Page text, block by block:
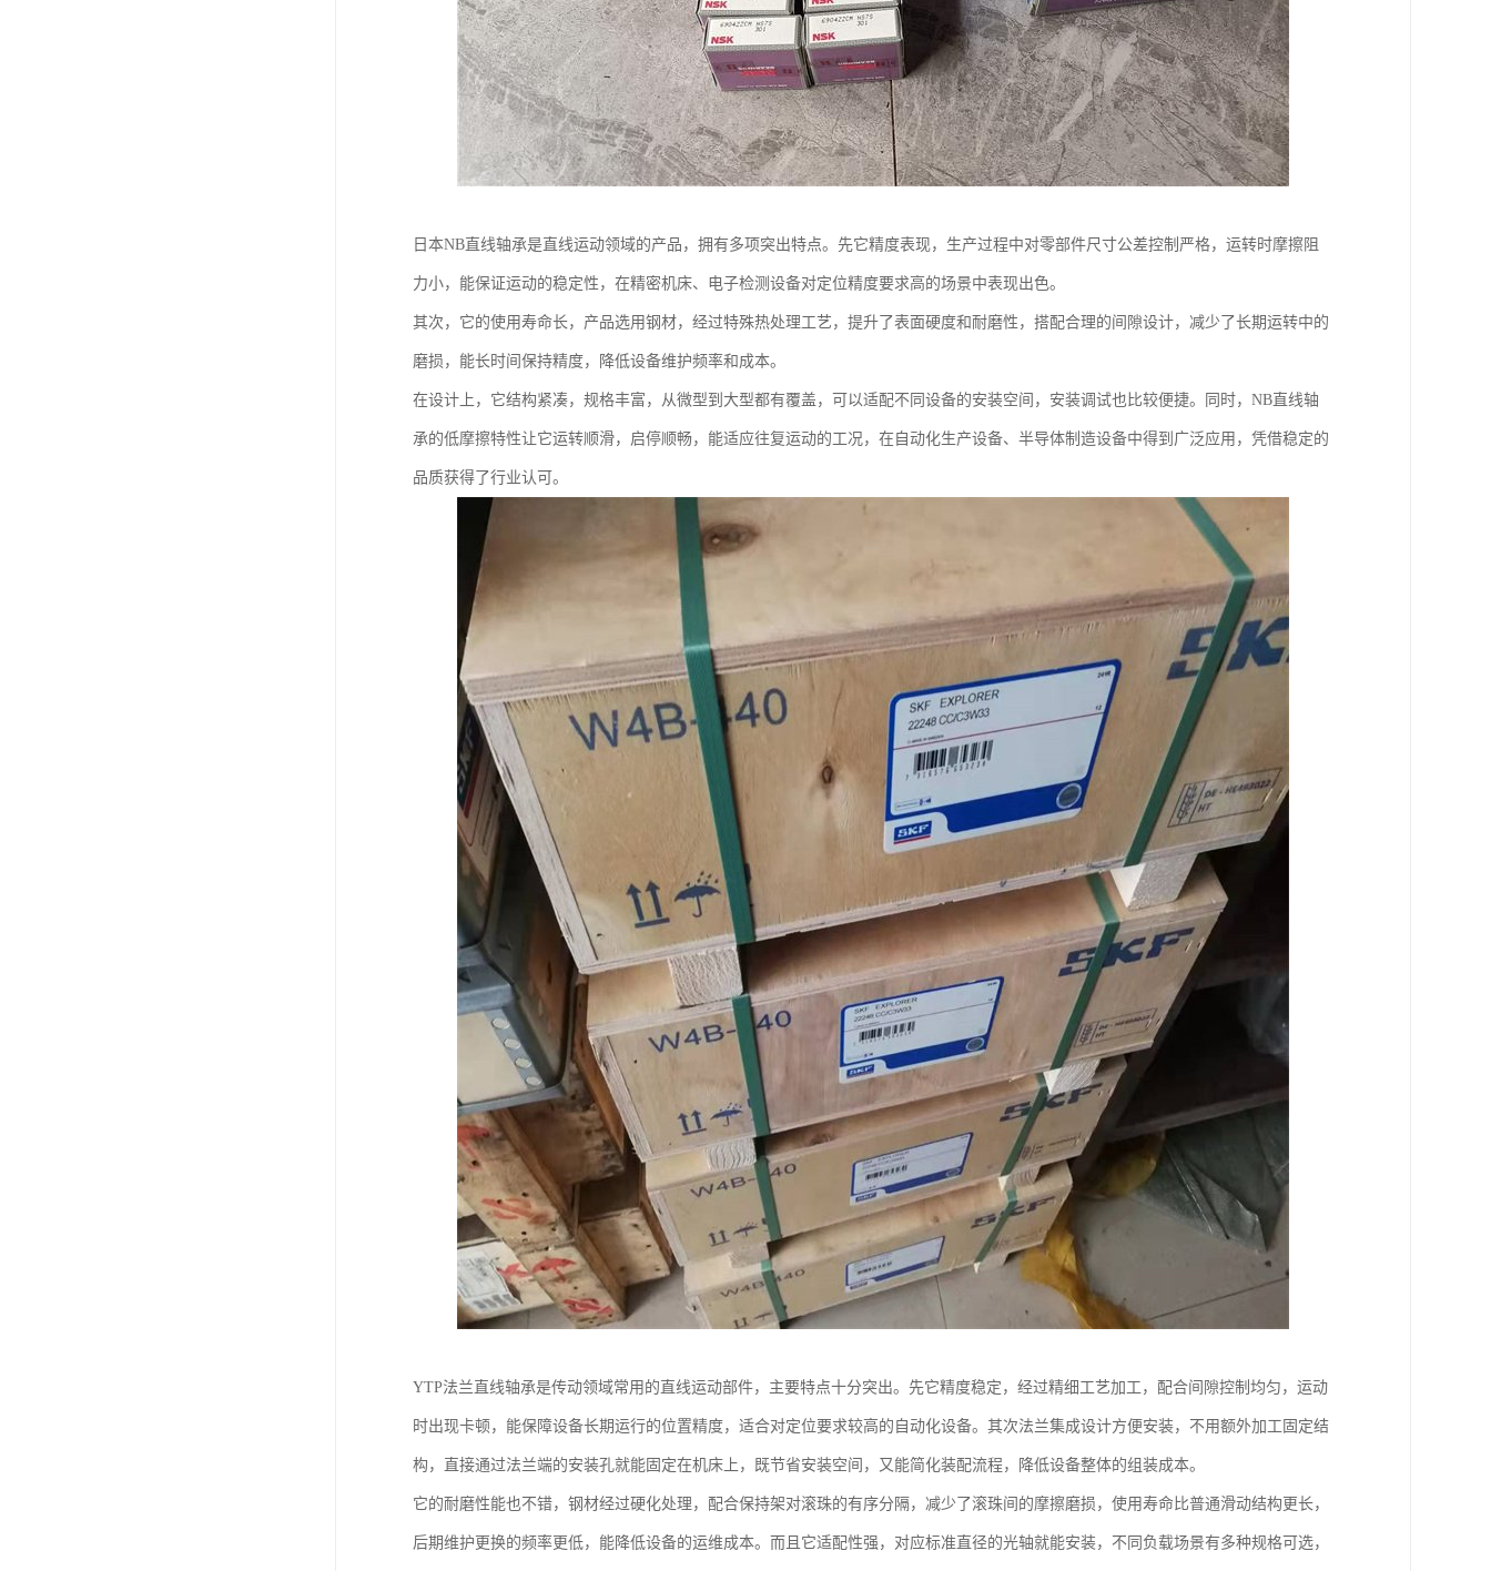
日本NB直线轴承是直线运动领域的产品，拥有多项突出特点。先它精度表现，生产过程中对零部件尺寸公差控制严格，运转时摩擦阻
力小，能保证运动的稳定性，在精密机床、电子检测设备对定位精度要求高的场景中表现出色。
其次，它的使用寿命长，产品选用钢材，经过特殊热处理工艺，提升了表面硬度和耐磨性，搭配合理的间隙设计，减少了长期运转中的
磨损，能长时间保持精度，降低设备维护频率和成本。
在设计上，它结构紧凑，规格丰富，从微型到大型都有覆盖，可以适配不同设备的安装空间，安装调试也比较便捷。同时，NB直线轴
承的低摩擦特性让它运转顺滑，启停顺畅，能适应往复运动的工况，在自动化生产设备、半导体制造设备中得到广泛应用，凭借稳定的
品质获得了行业认可。
YTP法兰直线轴承是传动领域常用的直线运动部件，主要特点十分突出。先它精度稳定，经过精细工艺加工，配合间隙控制均匀，运动
时出现卡顿，能保障设备长期运行的位置精度，适合对定位要求较高的自动化设备。其次法兰集成设计方便安装，不用额外加工固定结
构，直接通过法兰端的安装孔就能固定在机床上，既节省安装空间，又能简化装配流程，降低设备整体的组装成本。
它的耐磨性能也不错，钢材经过硬化处理，配合保持架对滚珠的有序分隔，减少了滚珠间的摩擦磨损，使用寿命比普通滑动结构更长，
后期维护更换的频率更低，能降低设备的运维成本。而且它适配性强，对应标准直径的光轴就能安装，不同负载场景有多种规格可选，